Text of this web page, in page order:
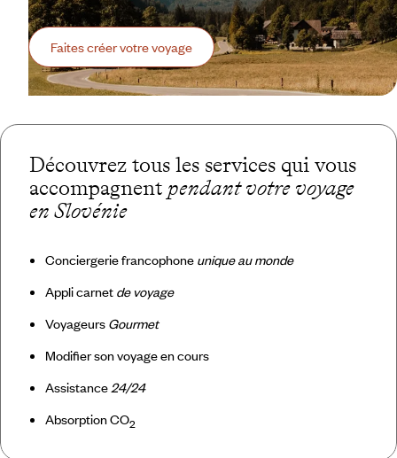
Faites créer votre voyage
Découvrez tous les services qui vous
accompagnent pendant votre voyage
en Slovénie
Conciergerie francophone unique au monde
Appli carnet de voyage
Voyageurs Gourmet
Modifier son voyage en cours
Assistance24/24
Absorption CO2